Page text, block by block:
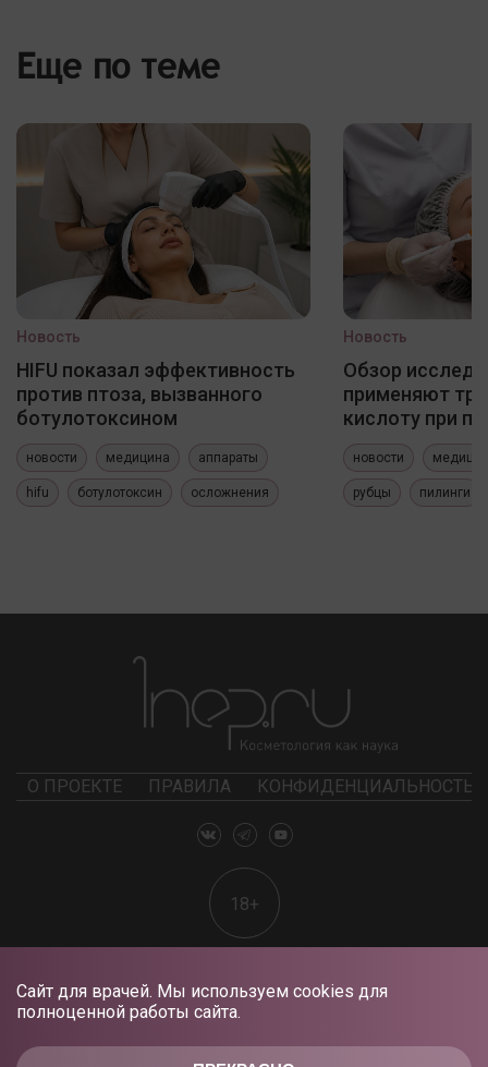
Сайт для врачей. Мы используем cookies для
полноценной работы сайта.
Еще по теме
Новость
HIFU показал эффективность
против птоза, вызванного
ботулотоксином
новости медицина аппараты
hifu ботулотоксин осложнения
Новость
Обзор
применяют
кислоту при
новости
рубцы пилинги
О ПРОЕКТЕ ПРАВИЛА КОНФИДЕНЦИАЛЬНОСТЬ
18+